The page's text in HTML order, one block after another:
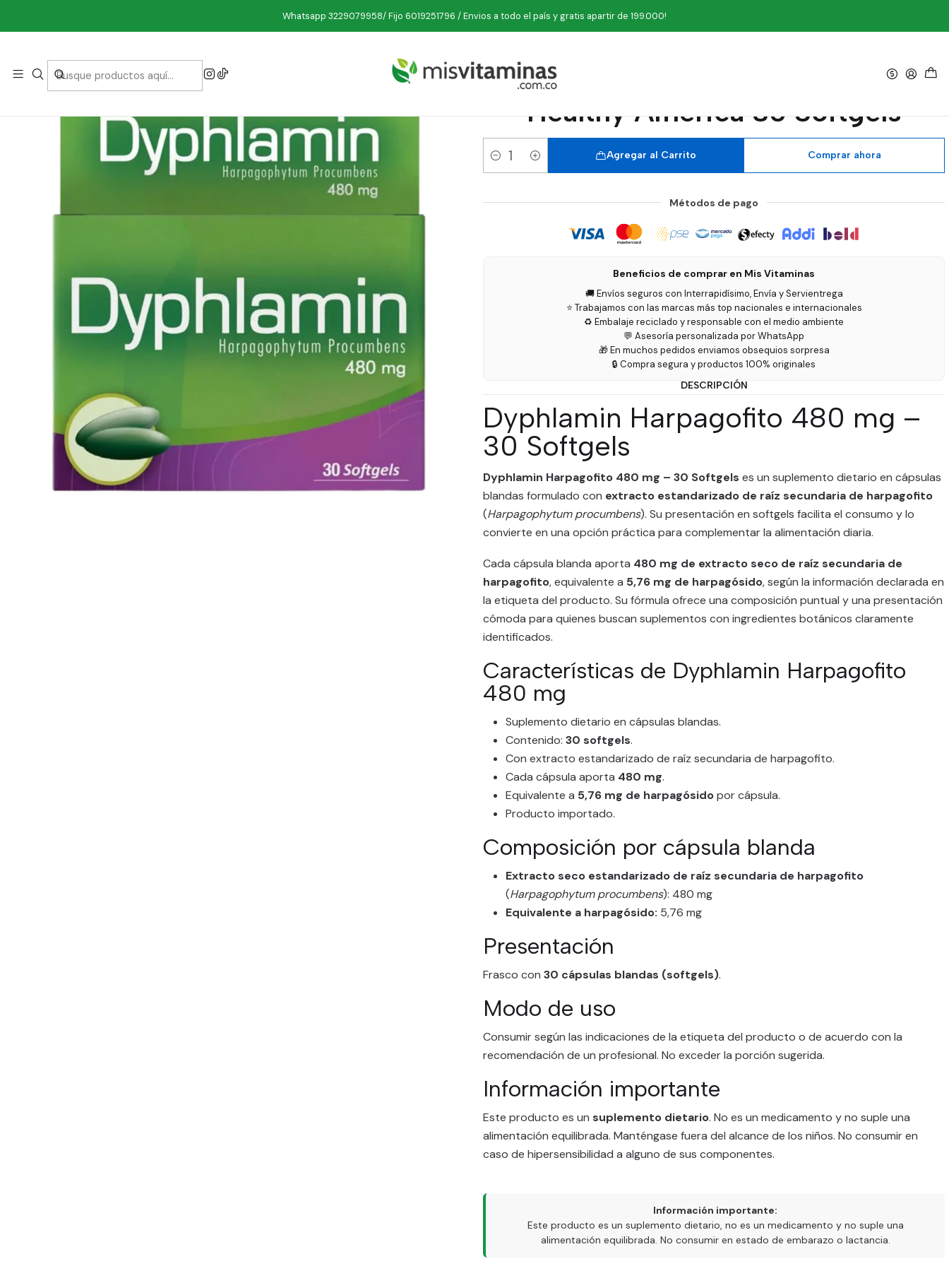
Whatsapp 3229079958/ Fijo 6019251796 / Envios a todo el país y gratis apartir de 199.000!
Inicio Condición Artritis Dyphlamin Harpagofito 480 mg Healthy America 30 Softgels
Dyphlamin Harpagofito 480 mg
Healthy America 30 Softgels
Cantidad
Agregar al Carrito Comprar ahora
Métodos de pago
Beneficios de comprar en Mis Vitaminas
🚚 Envíos seguros con Interrapidísimo, Envía y Servientrega
⭐ Trabajamos con las marcas más top nacionales e internacionales
♻️ Embalaje reciclado y responsable con el medio ambiente
💬 Asesoría personalizada por WhatsApp
🎁 En muchos pedidos enviamos obsequios sorpresa
🔒 Compra segura y productos 100% originales
DESCRIPCIÓN
Dyphlamin Harpagofito 480 mg –
30 Softgels
Dyphlamin Harpagofito 480 mg – 30 Softgels es un suplemento dietario en cápsulas
blandas formulado con extracto estandarizado de raíz secundaria de harpagofito
(Harpagophytum procumbens). Su presentación en softgels facilita el consumo y lo
convierte en una opción práctica para complementar la alimentación diaria.
Cada cápsula blanda aporta 480 mg de extracto seco de raíz secundaria de
harpagofito, equivalente a 5,76 mg de harpagósido, según la información declarada en
la etiqueta del producto. Su fórmula ofrece una composición puntual y una presentación
cómoda para quienes buscan suplementos con ingredientes botánicos claramente
identificados.
Características de Dyphlamin Harpagofito
480 mg
Suplemento dietario en cápsulas blandas.
Contenido: 30 softgels.
Con extracto estandarizado de raíz secundaria de harpagofito.
Cada cápsula aporta 480 mg.
Equivalente a 5,76 mg de harpagósidopor cápsula.
Producto importado.
Composición por cápsula blanda
Extracto seco estandarizado de raíz secundaria de harpagofito
(Harpagophytum procumbens): 480 mg
Equivalente a harpagósido: 5,76 mg
Presentación
Frasco con 30 cápsulas blandas (softgels).
Modo de uso
Consumir según las indicaciones de la etiqueta del producto o de acuerdo con la
recomendación de un profesional. No exceder la porción sugerida.
Información importante
Este producto es un suplemento dietario. No es un medicamento y no suple una
alimentación equilibrada. Manténgase fuera del alcance de los niños. No consumir en
caso de hipersensibilidad a alguno de sus componentes.
Información importante:
Este producto es un suplemento dietario, no es un medicamento y no suple una
alimentación equilibrada. No consumir en estado de embarazo o lactancia.